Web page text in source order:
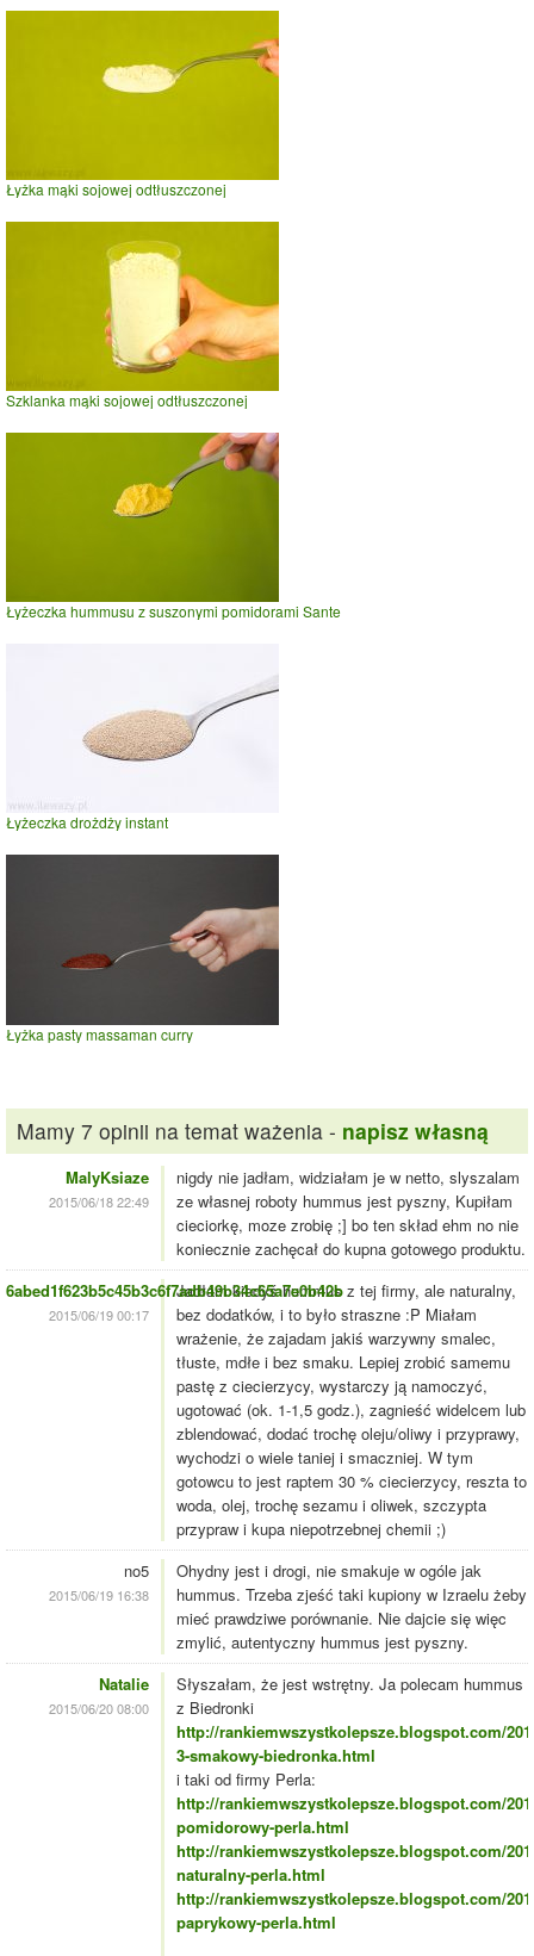
Łyżka mąki sojowej odtłuszczonej
Szklanka mąki sojowej odtłuszczonej
Łyżeczka hummusu z suszonymi pomidorami Sante
Łyżeczka drożdży instant
Łyżka pasty massaman curry
Mamy 7 opinii na temat ważenia - napisz własną
MalyKsiaze
2015/06/18 22:49
nigdy nie jadłam, widziałam je w netto, slyszalam
ze własnej roboty hummus jest pyszny, Kupiłam
cieciorkę, moze zrobię ;] bo ten skład ehm no nie
koniecznie zachęcał do kupna gotowego produktu.
6abed1f623b5c45b3c6f7adb49b34c65a7e0b42b
2015/06/19 00:17
Jadłam kiedyś hummus z tej firmy, ale naturalny,
bez dodatków, i to było straszne :P Miałam
wrażenie, że zajadam jakiś warzywny smalec,
tłuste, mdłe i bez smaku. Lepiej zrobić samemu
pastę z ciecierzycy, wystarczy ją namoczyć,
ugotować (ok. 1-1,5 godz.), zagnieść widelcem lub
zblendować, dodać trochę oleju/oliwy i przyprawy,
wychodzi o wiele taniej i smaczniej. W tym
gotowcu to jest raptem 30 % ciecierzycy, reszta to
woda, olej, trochę sezamu i oliwek, szczypta
przypraw i kupa niepotrzebnej chemii ;)
no5
2015/06/19 16:38
Ohydny jest i drogi, nie smakuje w ogóle jak
hummus. Trzeba zjeść taki kupiony w Izraelu żeby
mieć prawdziwe porównanie. Nie dajcie się więc
zmylić, autentyczny hummus jest pyszny.
Natalie
2015/06/20 08:00
Słyszałam, że jest wstrętny. Ja polecam hummus
z Biedronki
http://rankiemwszystkolepsze.blogspot.com/
3-smakowy-biedronka.html
i taki od firmy Perla:
http://rankiemwszystkolepsze.blogspot.com/
pomidorowy-perla.html
http://rankiemwszystkolepsze.blogspot.com/
naturalny-perla.html
http://rankiemwszystkolepsze.blogspot.com/
paprykowy-perla.html